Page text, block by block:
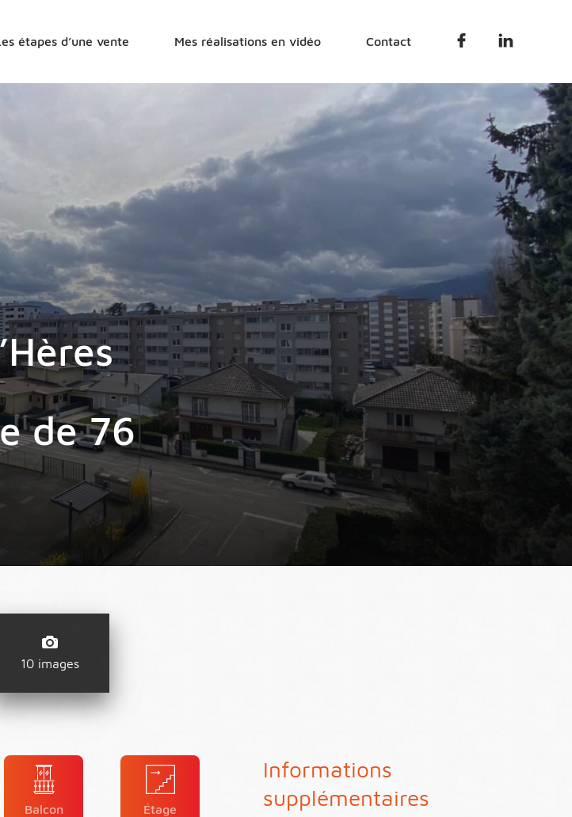
étapes d’une vente Mes réalisations en vidéo Contact Facebook
de 76
10 images
Balcon Étage
Informations
supplémentaires